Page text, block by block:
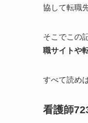
協して転職
そこでこの
職サイトや
すべて読め
看護師